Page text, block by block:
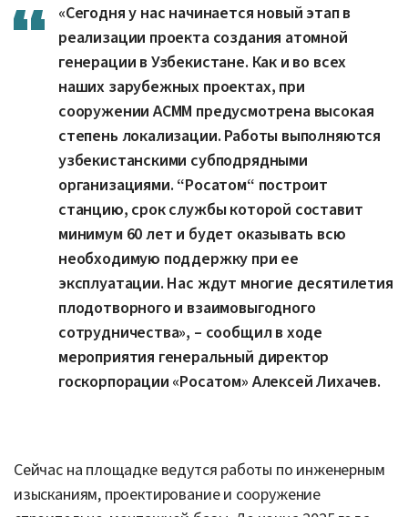
«Сегодня у нас начинается новый этап в
реализации проекта создания атомной
генерации в Узбекистане. Как и во всех
наших зарубежных проектах, при
сооружении АСММ предусмотрена высокая
степень локализации. Работы выполняются
узбекистанскими субподрядными
организациями. “Росатом“ построит
станцию, срок службы которой составит
минимум 60 лет и будет оказывать всю
необходимую поддержку при ее
эксплуатации. Нас ждут многие десятилетия
плодотворного и взаимовыгодного
сотрудничества», – сообщил в ходе
мероприятия генеральный директор
госкорпорации «Росатом» Алексей Лихачев.
Сейчас на площадке ведутся работы по инженерным
изысканиям, проектирование и сооружение